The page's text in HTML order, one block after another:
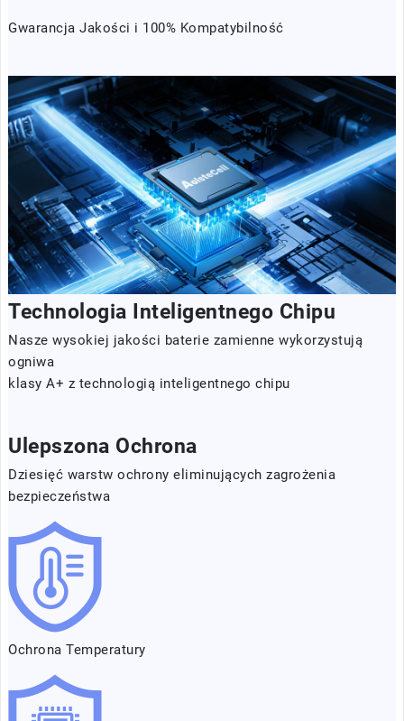
Gwarancja Jakości i 100% Kompatybilność
Technologia Inteligentnego Chipu
Nasze wysokiej jakości baterie zamienne wykorzystują
ogniwa
klasy A+ z technologią inteligentnego chipu
Ulepszona Ochrona
Dziesięć warstw ochrony eliminujących zagrożenia
bezpieczeństwa
Ochrona Temperatury